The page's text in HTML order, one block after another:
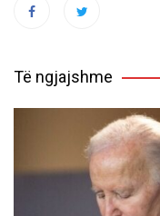
Të ngjajshme